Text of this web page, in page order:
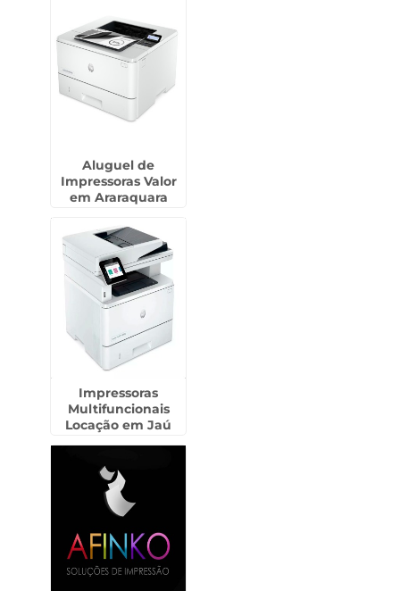
Aluguel de
Impressoras Valor
em Araraquara
Impressoras
Multifuncionais
Locação em Jaú